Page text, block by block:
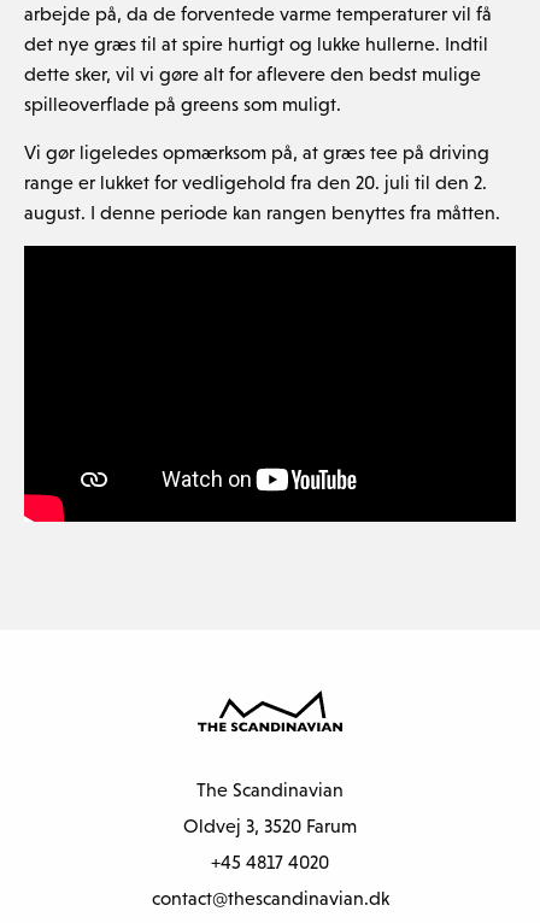
arbejde på, da de forventede varme temperaturer vil få
det nye græs til at spire hurtigt og lukke hullerne. Indtil
dette sker, vil vi gøre alt for aflevere den bedst mulige
spilleoverflade på greens som muligt.
Vi gør ligeledes opmærksom på, at græs tee på driving
range er lukket for vedligehold fra den 20. juli til den 2.
august. I denne periode kan rangen benyttes fra måtten.
The Scandinavian
Oldvej 3, 3520 Farum
+45 4817 4020
contact@thescandinavian.dk